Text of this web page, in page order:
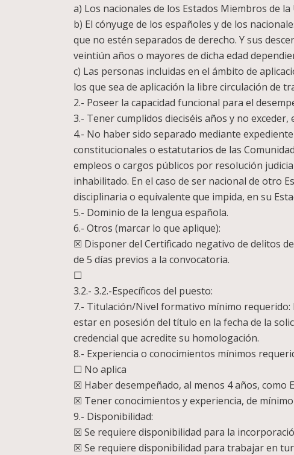
a) Los nacionales de los Estados Miembros de
b) El cónyuge de los españoles y de los
que no estén separados de derecho. Y sus
veintiún años o mayores de dicha edad
c) Las personas incluidas en el ámbito de
los que sea de aplicación la libre circulación de
2.- Poseer la capacidad funcional para el
3.- Tener cumplidos dieciséis años y no
4.- No haber sido separado mediante
constitucionales o estatutarios de las
empleos o cargos públicos por resolución
inhabilitado. En el caso de ser nacional de otro
disciplinaria o equivalente que impida, en su
5.- Dominio de la lengua española.
6.- Otros (marcar lo que aplique):
☒ Disponer del Certificado negativo de delitos
de 5 días previos a la convocatoria.
☐
3.2.- 3.2.-Específicos del puesto:
7.- Titulación/Nivel formativo mínimo requerido:
estar en posesión del título en la fecha de la
credencial que acredite su homologación.
8.- Experiencia o conocimientos mínimos
☐ No aplica
☒ Haber desempeñado, al menos 4 años, como
☒ Tener conocimientos y experiencia, de
9.- Disponibilidad:
☒ Se requiere disponibilidad para la
☒ Se requiere disponibilidad para trabajar en